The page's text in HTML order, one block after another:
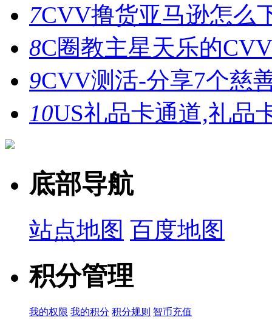
7CVV撸货亚马逊怎么
8C圈教主星天乐的
9CVV测活-分享7个慈
10US礼品卡通道,礼品
底部导航
站点地图 百度地图
积分管理
我的权限 我的积分 积分规则 智币充值